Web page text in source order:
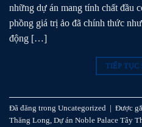
những dự án mang tính chất đầu
phồng giá trị ảo đã chính thức
động […]
TIẾP TỤC
Đã đăng trong Uncategorized | Được
Thăng Long, Dự án Noble Palace Tây